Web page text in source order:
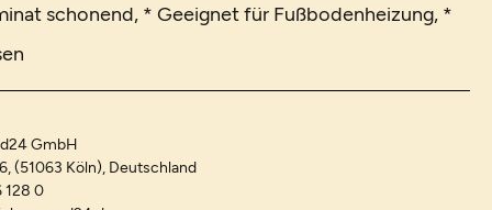
schonend, * Geeignet für Fußbodenheizung, *
GmbH
(51063 Köln), Deutschland
128 0